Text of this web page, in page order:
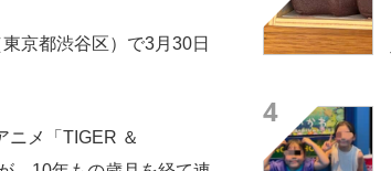
京都渋谷区）で3月30日
ニメ「TIGER ＆
4